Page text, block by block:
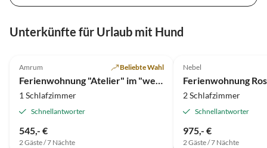
Unterkünfte für Urlaub mit Hund
Tour
Amrum Beliebte Wahl
Ferienwohnung "Atelier" im "weißen Haus Varwig"
1 Schlafzimmer
Schnellantworter
545,- €
2 Gäste / 7 Nächte
Nebel
2 Schlafzimmer
Schnellantworter
975,- €
2 Gäste / 7 Nächte